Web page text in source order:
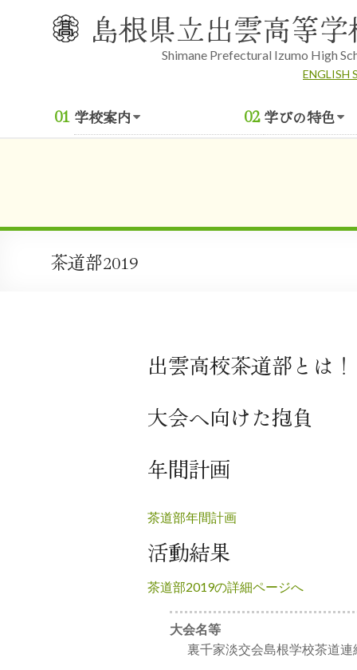
島根県立出雲高等学
Shimane Prefectural Izumo High
ENGLISH
学校案内 学びの特色
茶道部2019
出雲高校茶道部とは！
大会へ向けた抱負
年間計画
茶道部年間計画
活動結果
茶道部2019の詳細ページへ
大会名等
裏千家淡交会島根学校茶道